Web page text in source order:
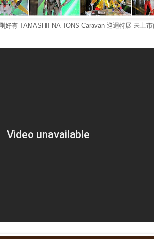
好有 TAMASHII NATIONS Caravan 巡迴特展 未上